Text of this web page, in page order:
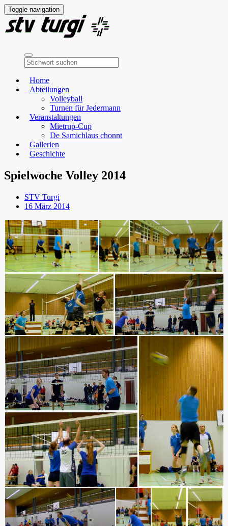
Toggle navigation
Home
Abteilungen
Volleyball
Turnen für Jedermann
Veranstaltungen
Mietrup-Cup
De Samichlaus chonnt
Gallerien
Geschichte
Spielwoche Volley 2014
STV Turgi
16 März 2014